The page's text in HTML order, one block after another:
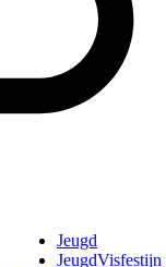
Jeugd
JeugdVisfestijn